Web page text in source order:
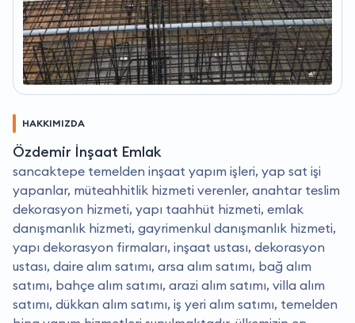
HAKKIMIZDA
Özdemir İnşaat Emlak
sancaktepe temelden inşaat yapım işleri, yap sat işi
yapanlar, müteahhitlik hizmeti verenler, anahtar teslim
dekorasyon hizmeti, yapı taahhüt hizmeti, emlak
danışmanlık hizmeti, gayrimenkul danışmanlık hizmeti,
yapı dekorasyon firmaları, inşaat ustası, dekorasyon
ustası, daire alım satımı, arsa alım satımı, bağ alım
satımı, bahçe alım satımı, arazi alım satımı, villa alım
satımı, dükkan alım satımı, iş yeri alım satımı, temelden